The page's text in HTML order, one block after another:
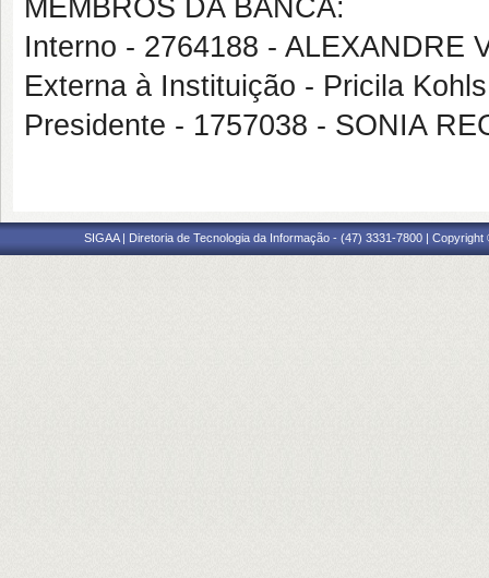
MEMBROS DA BANCA:
Interno - 2764188 - ALEXANDRE
Externa à Instituição - Pricila
Presidente - 1757038 - SONIA
SIGAA | Diretoria de Tecnologia da Informação - (47) 3331-7800 |